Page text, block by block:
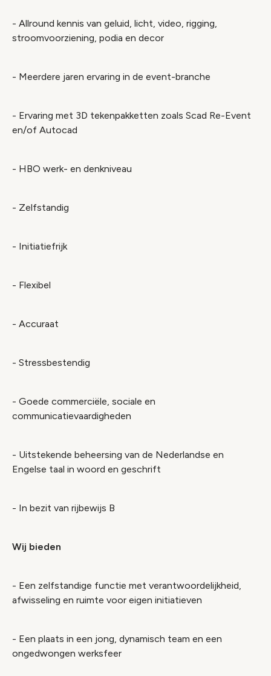
- Allround kennis van geluid, licht, video, rigging,
stroomvoorziening, podia en decor
- Meerdere jaren ervaring in de event-branche
- Ervaring met 3D tekenpakketten zoals Scad Re-Event
en/of Autocad
- HBO werk- en denkniveau
- Zelfstandig
- Initiatiefrijk
- Flexibel
- Accuraat
- Stressbestendig
- Goede commerciële, sociale en
communicatievaardigheden
- Uitstekende beheersing van de Nederlandse en
Engelse taal in woord en geschrift
- In bezit van rijbewijs B
Wij bieden
- Een zelfstandige functie met verantwoordelijkheid,
afwisseling en ruimte voor eigen initiatieven
- Een plaats in een jong, dynamisch team en een
ongedwongen werksfeer